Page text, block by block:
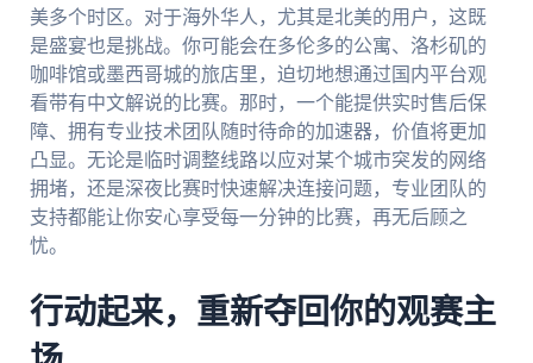
美多个时区。对于海外华人，尤其是北美的用户，这既
是盛宴也是挑战。你可能会在多伦多的公寓、洛杉矶的
咖啡馆或墨西哥城的旅店里，迫切地想通过国内平台观
看带有中文解说的比赛。那时，一个能提供实时售后保
障、拥有专业技术团队随时待命的加速器，价值将更加
凸显。无论是临时调整线路以应对某个城市突发的网络
拥堵，还是深夜比赛时快速解决连接问题，专业团队的
支持都能让你安心享受每一分钟的比赛，再无后顾之
忧。
行动起来，重新夺回你的观赛主